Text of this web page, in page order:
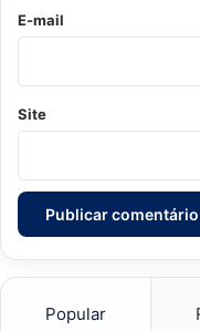
*
E-mail
Site
Popular